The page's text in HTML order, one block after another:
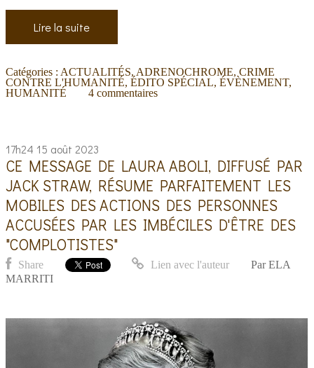
Lire la suite
Catégories : ACTUALITÉS, ADRENOCHROME,CRIME
CONTRE L'HUMANITÉ,ÉDITO SPÉCIAL,ÉVÈNEMENT,
HUMANITÉ
4 commentaires
17h24 15 août 2023
CE MESSAGE DE LAURA ABOLI, DIFFUSÉ PAR
JACK STRAW, RÉSUME PARFAITEMENT LES
MOBILES DES ACTIONS DES PERSONNES
ACCUSÉES PAR LES IMBÉCILES D'ÊTRE DES
"COMPLOTISTES"
Share Lien avec l'auteur Par ELA
MARRITI